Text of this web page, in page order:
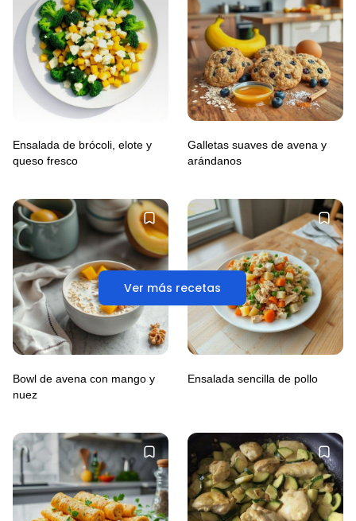
Ver más recetas
Ensalada de brócoli, elote y
queso fresco
Galletas suaves de avena y
arándanos
Bowl de avena con mango y
nuez
Ensalada sencilla de pollo